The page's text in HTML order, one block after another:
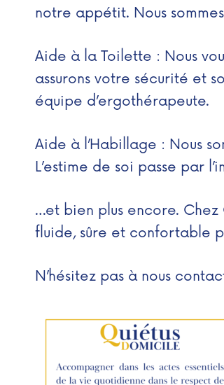
notre appétit. Nous
Aide à la Toilette : Nous
assurons votre sécurité et
équipe d’ergothérapeute.
Aide à l’Habillage : Nous
L’estime de soi passe par
…et bien plus encore.
fluide, sûre et confortable
N’hésitez pas à nous